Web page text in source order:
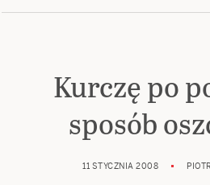
Kurczę po
sposób
11 STYCZNIA 2008